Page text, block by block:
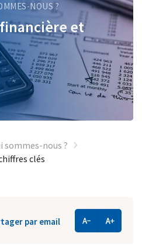
NOUS ?
et
sommes-nous ?
clés
par email